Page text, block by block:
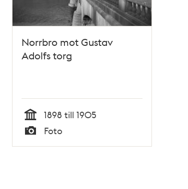
Norrbro mot Gustav
Adolfs torg
Tid
1898 till 1905
Typ
Foto